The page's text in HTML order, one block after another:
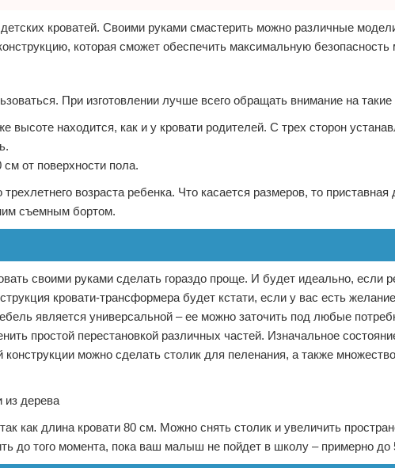
кроватей. Своими руками смастерить можно различные
которая сможет обеспечить максимальную
При изготовлении лучше всего обращать внимание на такие
высоте находится, как и у кровати родителей. С трех сторон
от поверхности пола.
возраста ребенка. Что касается размеров, то
съемным бортом.
своими руками сделать гораздо проще. И будет идеально, если
кровати-трансформера будет кстати, если у вас есть
является универсальной – ее можно заточить под любые
простой перестановкой различных частей. Изначальное
конструкции можно сделать столик для пеленания, а также
как длина кровати 80 см. Можно снять столик и увеличить
до того момента, пока ваш малыш не пойдет в школу – примерно до